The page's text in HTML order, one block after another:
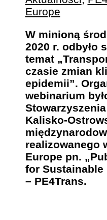
Europe
W minioną
2020 r. odbyło
temat
czasie zmian
epidemii”.
webinarium
Kalisko-
realizowanego
Europe pn.
for Sustainable
– PE4Trans.